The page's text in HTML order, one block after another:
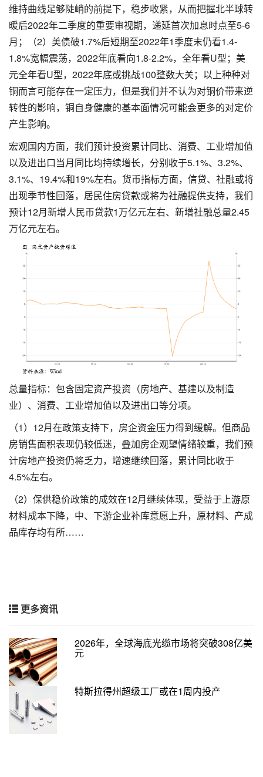
维持曲线足够陡峭的前提下，稳步收紧，从而把握北半球转
暖后2022年二季度的重要审视期，递延首次加息时点至5-6
月；（2）美债破1.7%后短期至2022年1季度末仍看1.4-
1.8%宽幅震荡，2022年底看向1.8-2.2%，全年看U型；美
元全年看U型，2022年底或挑战100整数大关；以上种种对
铜而言可能存在一定压力，但是我们并不认为对铜价带来逆
转性的影响，铜自身健康的基本面情况可能会更多的对定价
产生影响。
宏观国内方面，我们预计投资累计同比、消费、工业增加值
以及进出口当月同比均持续增长，分别收于5.1%、3.2%、
3.1%、19.4%和19%左右。货币指标方面，信贷、社融或将
出现季节性回落，居民住房贷款或将为社融提供支持，我们
预计12月新增人民币贷款1万亿元左右、新增社融总量2.45
万亿元左右。
总量指标：包含固定资产投资（房地产、基建以及制造
业）、消费、工业增加值以及进出口等分项。
（1）12月在政策支持下，房企资金压力得到缓解。但商品
房销售面积表现仍较低迷，叠加房企观望情绪较重，我们预
计房地产投资仍将乏力，增速继续回落，累计同比收于
4.5%左右。
（2）保供稳价政策的成效在12月继续体现，受益于上游原
材料成本下降，中、下游企业补库意愿上升，原材料、产成
品库存均有所……
更多资讯
2026年，全球海底光缆市场将突破308亿美
元
特斯拉得州超级工厂或在1周内投产